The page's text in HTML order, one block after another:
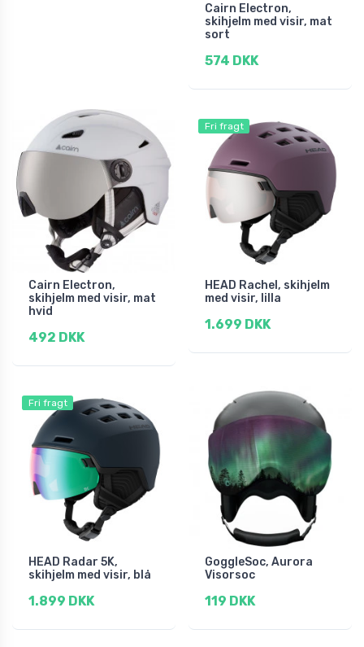
Cairn Electron,
skihjelm med visir, mat
sort
574 DKK
Cairn Electron,
skihjelm med visir, mat
hvid
492 DKK
Fri fragt
HEAD Rachel, skihjelm
med visir, lilla
1.699 DKK
Fri fragt
HEAD Radar 5K,
skihjelm med visir, blå
1.899 DKK
GoggleSoc, Aurora
Visorsoc
119 DKK